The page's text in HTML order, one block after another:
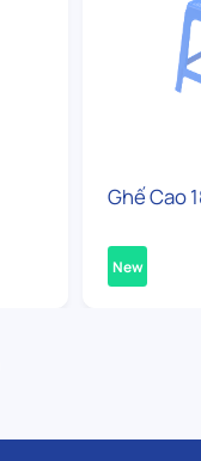
Ghế Cao
New